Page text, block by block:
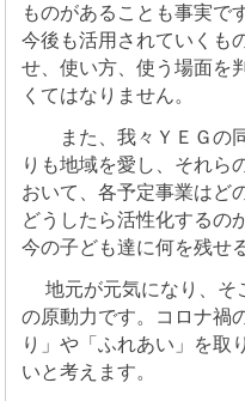
ものがあることも事実で
今後も活用されていくも
せ、使い方、使う場面を
くてはなりません。
また、我々ＹＥＧの同
りも地域を愛し、それら
おいて、各予定事業はど
どうしたら活性化するの
今の子ども達に何を残せ
地元が元気になり、そ
の原動力です。コロナ禍
り」や「ふれあい」を取
いと考えます。